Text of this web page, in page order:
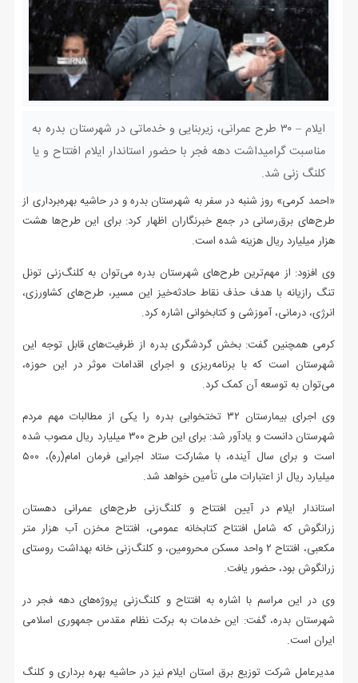
ایلام – ۳۰ طرح عمرانی، زیربنایی و خدماتی در شهرستان بدره به
مناسبت گرامیداشت دهه فجر با حضور استاندار ایلام افتتاح و یا
کلنگ زنی شد.
«احمد کرمی» روز شنبه در سفر به شهرستان بدره و در حاشیه بهره‌برداری از
طرح‌های برق‌رسانی در جمع خبرنگاران اظهار کرد: برای این طرح‌ها هشت
هزار میلیارد ریال هزینه شده است.
وی افزود: از مهم‌ترین طرح‌های شهرستان بدره می‌توان به کلنگ‌زنی تونل
تنگ رازیانه با هدف حذف نقاط حادثه‌خیز این مسیر، طرح‌های کشاورزی،
انرژی، درمانی، آموزشی و کتابخوانی اشاره کرد.
کرمی همچنین گفت: بخش گردشگری بدره از ظرفیت‌های قابل توجه این
شهرستان است که با برنامه‌ریزی و اجرای اقدامات موثر در این حوزه،
می‌توان به توسعه آن کمک کرد.
وی اجرای بیمارستان ۳۲ تختخوابی بدره را یکی از مطالبات مهم مردم
شهرستان دانست و یادآور شد: برای این طرح ۳۰۰ میلیارد ریال مصوب شده
است و برای سال آینده، با مشارکت ستاد اجرایی فرمان امام(ره)، ۵۰۰
میلیارد ریال از اعتبارات ملی تأمین خواهد شد.
استاندار ایلام در آیین افتتاح و کلنگ‌زنی طرح‌های عمرانی دهستان
زرانگوش که شامل افتتاح کتابخانه عمومی، افتتاح مخزن آب هزار متر
مکعبی، افتتاح ۲ واحد مسکن محرومین، و کلنگ‌زنی خانه بهداشت روستای
زرانگوش بود، حضور یافت.
وی در این مراسم با اشاره به افتتاح و کلنگ‌زنی پروژه‌های دهه فجر در
شهرستان بدره، گفت: این خدمات به برکت نظام مقدس جمهوری اسلامی
ایران است.
مدیرعامل شرکت توزیع برق استان ایلام نیز در حاشیه بهره برداری و کلنگ